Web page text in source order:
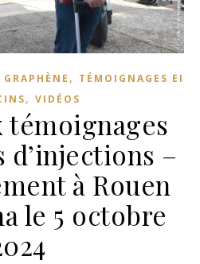
GRAPHÈNE , TÉMOIGNAGES EI
, VIDÉOS
témoignages
d’injections –
à Rouen
le 5 octobre